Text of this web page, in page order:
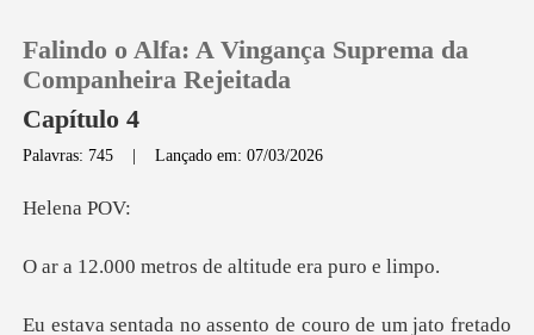
Falindo o Alfa: A Vingança Suprema da
Companheira Rejeitada
Capítulo 4
Palavras: 745 |Lançado em: 07/03/2026
ena
tros de altitude